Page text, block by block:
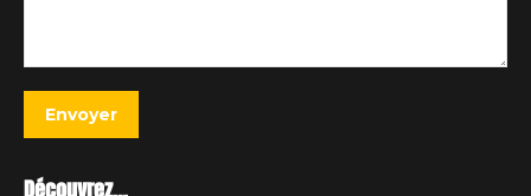
Envoyer
Découvrez…